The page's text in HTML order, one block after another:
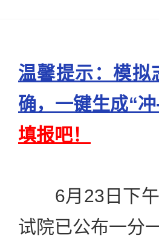
温馨提示：模拟
确，一键生成“冲
填报吧！
6月23日下午
试院已公布一分